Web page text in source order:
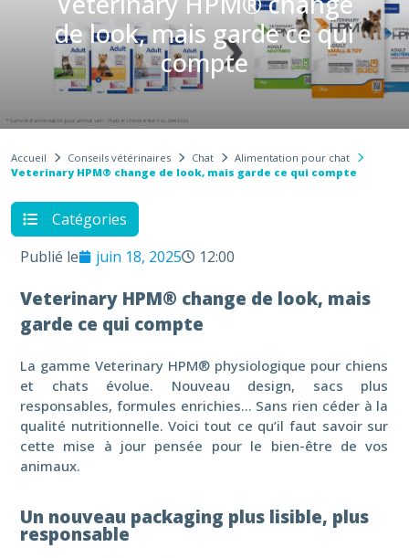
de look, mais garde ce qui
compte
Accueil Conseils vétérinaires Chat
Alimentation pour chat
Veterinary HPM® change de look, mais garde ce qui compte
Catégories
Publié le
juin 18, 2025 12:00
Veterinary HPM® change de look, mais
garde ce qui compte
La gamme Veterinary HPM® physiologique pour chiens
et chats évolue. Nouveau design, sacs plus
responsables, formules enrichies… Sans rien céder à la
qualité nutritionnelle. Voici tout ce qu’il faut savoir sur
cette mise à jour pensée pour le bien-être de vos
animaux.
Un nouveau packaging plus lisible, plus
responsable